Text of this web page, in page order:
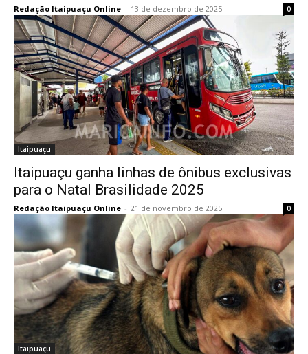
Redação Itaipuaçu Online - 13 de dezembro de 2025 0
Itaipuaçu
Itaipuaçu ganha linhas de ônibus exclusivas
para o Natal Brasilidade 2025
Redação Itaipuaçu Online - 21 de novembro de 2025 0
Itaipuaçu